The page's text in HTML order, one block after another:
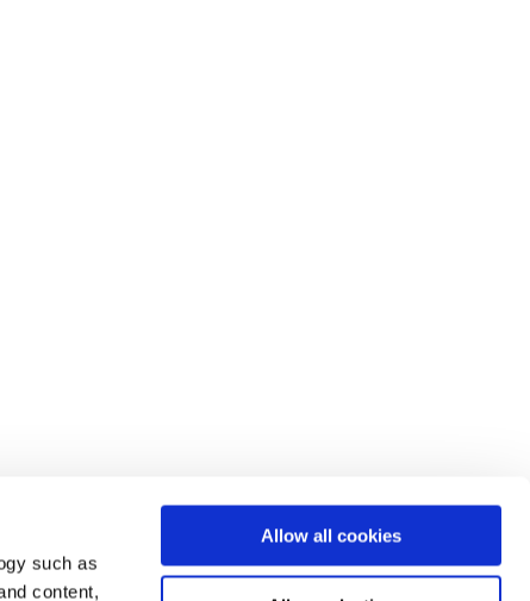
such as
content,
Allow all cookies